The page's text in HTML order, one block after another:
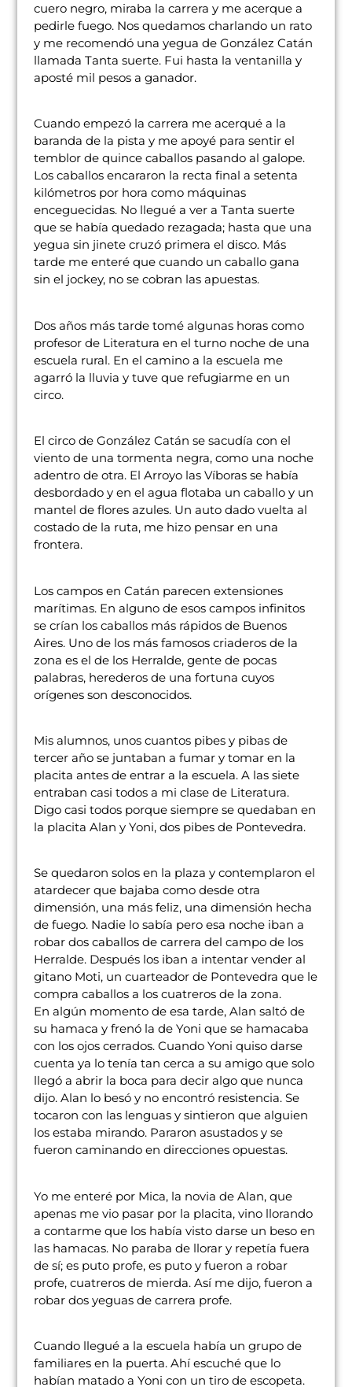
cuero negro, miraba la carrera y me acerque a
pedirle fuego. Nos quedamos charlando un rato
y me recomendó una yegua de González Catán
llamada Tanta suerte. Fui hasta la ventanilla y
aposté mil pesos a ganador.
Cuando empezó la carrera me acerqué a la
baranda de la pista y me apoyé para sentir el
temblor de quince caballos pasando al galope.
Los caballos encararon la recta final a setenta
kilómetros por hora como máquinas
enceguecidas. No llegué a ver a Tanta suerte
que se había quedado rezagada; hasta que una
yegua sin jinete cruzó primera el disco. Más
tarde me enteré que cuando un caballo gana
sin el jockey, no se cobran las apuestas.
Dos años más tarde tomé algunas horas como
profesor de Literatura en el turno noche de una
escuela rural. En el camino a la escuela me
agarró la lluvia y tuve que refugiarme en un
circo.
El circo de González Catán se sacudía con el
viento de una tormenta negra, como una noche
adentro de otra. El Arroyo las Víboras se había
desbordado y en el agua flotaba un caballo y un
mantel de flores azules. Un auto dado vuelta al
costado de la ruta, me hizo pensar en una
frontera.
Los campos en Catán parecen extensiones
marítimas. En alguno de esos campos infinitos
se crían los caballos más rápidos de Buenos
Aires. Uno de los más famosos criaderos de la
zona es el de los Herralde, gente de pocas
palabras, herederos de una fortuna cuyos
orígenes son desconocidos.
Mis alumnos, unos cuantos pibes y pibas de
tercer año se juntaban a fumar y tomar en la
placita antes de entrar a la escuela. A las siete
entraban casi todos a mi clase de Literatura.
Digo casi todos porque siempre se quedaban en
la placita Alan y Yoni, dos pibes de Pontevedra.
Se quedaron solos en la plaza y contemplaron el
atardecer que bajaba como desde otra
dimensión, una más feliz, una dimensión hecha
de fuego. Nadie lo sabía pero esa noche iban a
robar dos caballos de carrera del campo de los
Herralde. Después los iban a intentar vender al
gitano Moti, un cuarteador de Pontevedra que le
compra caballos a los cuatreros de la zona.
En algún momento de esa tarde, Alan saltó de
su hamaca y frenó la de Yoni que se hamacaba
con los ojos cerrados. Cuando Yoni quiso darse
cuenta ya lo tenía tan cerca a su amigo que solo
llegó a abrir la boca para decir algo que nunca
dijo. Alan lo besó y no encontró resistencia. Se
tocaron con las lenguas y sintieron que alguien
los estaba mirando. Pararon asustados y se
fueron caminando en direcciones opuestas.
Yo me enteré por Mica, la novia de Alan, que
apenas me vio pasar por la placita, vino llorando
a contarme que los había visto darse un beso en
las hamacas. No paraba de llorar y repetía fuera
de sí; es puto profe, es puto y fueron a robar
profe, cuatreros de mierda. Así me dijo, fueron a
robar dos yeguas de carrera profe.
Cuando llegué a la escuela había un grupo de
familiares en la puerta. Ahí escuché que lo
habían matado a Yoni con un tiro de escopeta.